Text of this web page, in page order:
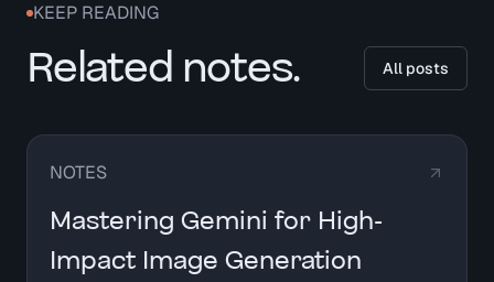
KEEP READING
Related notes. All posts
NOTES
Mastering Gemini for High-
Impact Image Generation